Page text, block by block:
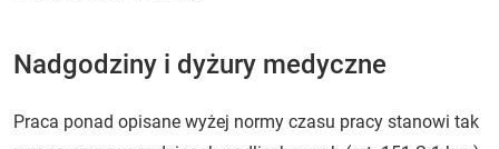
Nadgodziny i dyżury medyczne
Praca ponad opisane wyżej normy czasu pracy stanowi tak